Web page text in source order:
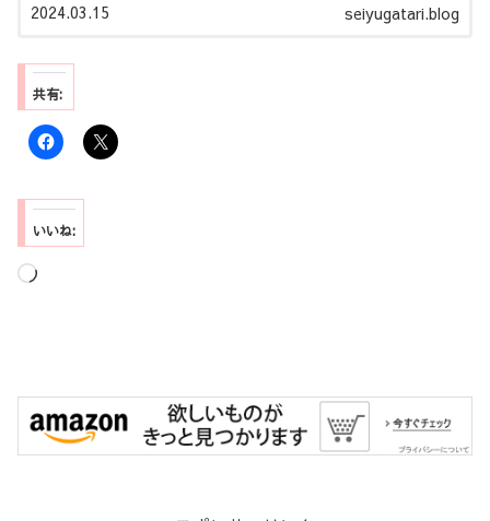
ブレイバーンは哀しい結末を迎えていたことが明らかに
seiyugatari.blog
2024.03.15
共有:
いいね:
読
中…